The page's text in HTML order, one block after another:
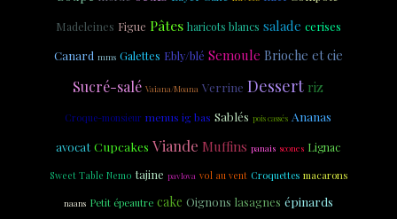
Madeleines Figue Pâtes haricots blancs salade cerises
Canard mms Galettes Ebly/blé Semoule Brioche et cie
Sucré-salé Vaiana/Moana Verrine Dessert riz
Croque-monsieur menus ig bas Sablés pois cassés Ananas
avocat Cupcakes Viande Muffins panais scones Lignac
Sweet Table Nemo tajine pavlova vol au vent Croquettes macarons
naans Petit épeautre cake Oignons lasagnes épinards